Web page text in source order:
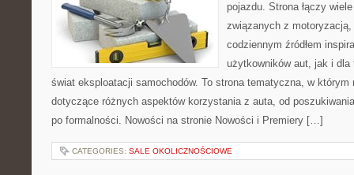
pojazdu. Strona łączy
związanych z
codziennym źródłem
użytkowników aut, jak i
świat eksploatacji samochodów. To strona tematyczna, w którym
dotyczące różnych aspektów korzystania z auta, od
po formalności. Nowości na stronie Nowości i Premiery […]
CATEGORIES: SALE OKOLICZNOŚCIOWE